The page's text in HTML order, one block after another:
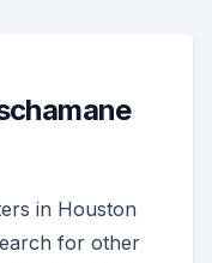
in Houston
for other